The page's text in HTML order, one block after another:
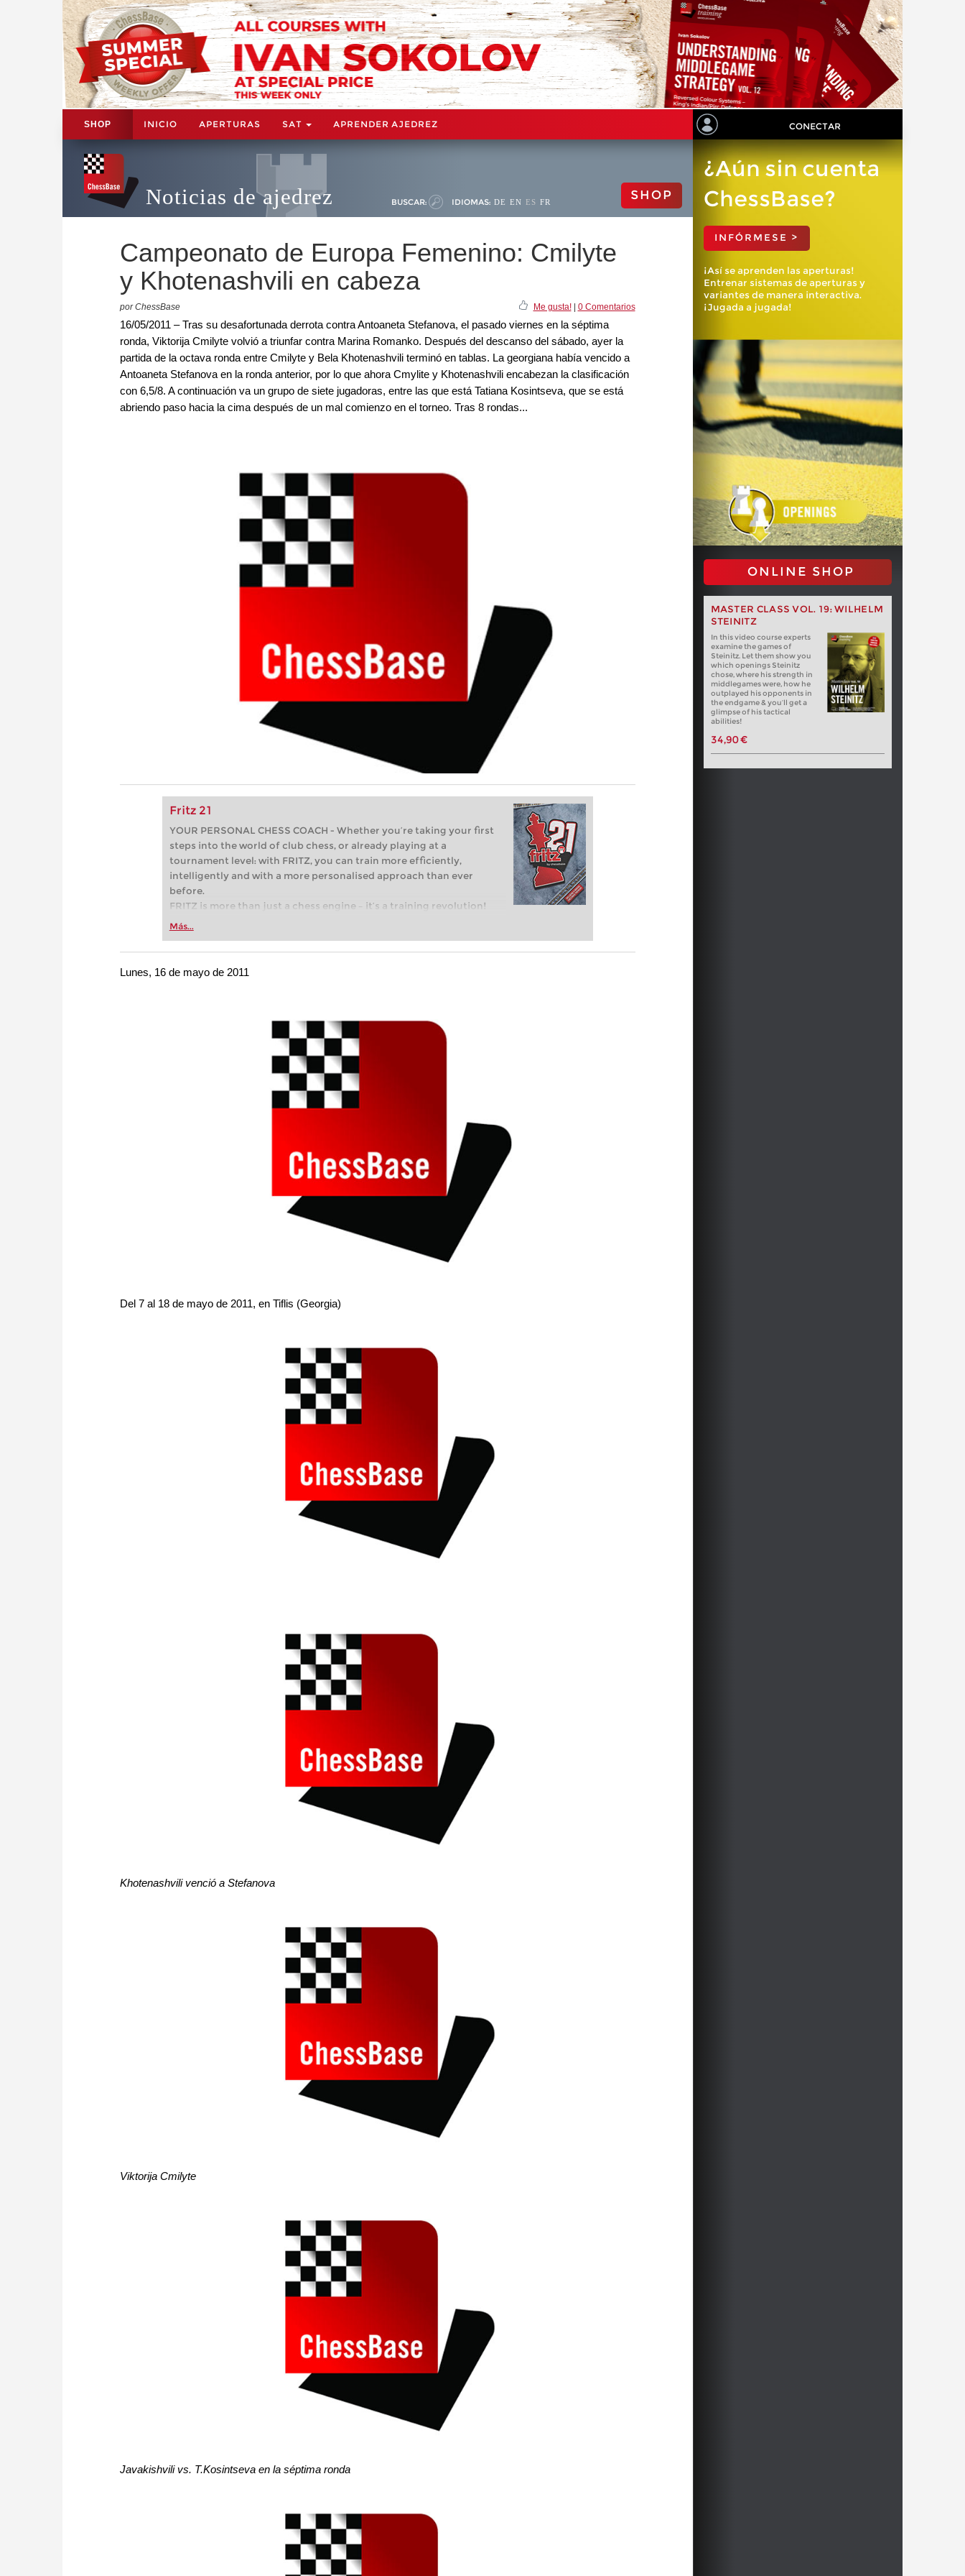
SHOP INICIO APERTURAS SAT APRENDER AJEDREZ CONECTAR
Noticias de ajedrez BUSCAR: IDIOMAS: DE EN ES FR SHOP
Campeonato de Europa Femenino: Cmilyte
y Khotenashvili en cabeza
por ChessBase Me gusta!| 0 Comentarios
16/05/2011 – Tras su desafortunada derrota contra Antoaneta Stefanova, el pasado viernes en la séptima
ronda, Viktorija Cmilyte volvió a triunfar contra Marina Romanko. Después del descanso del sábado, ayer la
partida de la octava ronda entre Cmilyte y Bela Khotenashvili terminó en tablas. La georgiana había vencido a
Antoaneta Stefanova en la ronda anterior, por lo que ahora Cmylite y Khotenashvili encabezan la clasificación
con 6,5/8. A continuación va un grupo de siete jugadoras, entre las que está Tatiana Kosintseva, que se está
abriendo paso hacia la cima después de un mal comienzo en el torneo. Tras 8 rondas...
Fritz 21
YOUR PERSONAL CHESS COACH - Whether you’re taking your first
steps into the world of club chess, or already playing at a
tournament level: with FRITZ, you can train more efficiently,
intelligently and with a more personalised approach than ever
before.
FRITZ is more than just a chess engine – it’s a training revolution!
Whether you’re taking your first steps into the world of club chess,
more efficiently, intelligently and with a more personalised
approach than ever before.
Más...
¿Aún sin cuenta
ChessBase?
INFÓRMESE >
¡Así se aprenden las aperturas!
Entrenar sistemas de aperturas y
variantes de manera interactiva.
¡Jugada a jugada!
ONLINE SHOP
MASTER CLASS VOL. 19: WILHELM
STEINITZ
In this video course experts
examine the games of
Steinitz. Let them show you
which openings Steinitz
chose, where his strength in
middlegames were, how he
outplayed his opponents in
the endgame & you’ll get a
glimpse of his tactical
abilities!
34,90 €
Lunes, 16 de mayo de 2011
Del 7 al 18 de mayo de 2011, en Tiflis (Georgia)
Khotenashvili venció a Stefanova
Viktorija Cmilyte
Javakishvili vs. T.Kosintseva en la séptima ronda